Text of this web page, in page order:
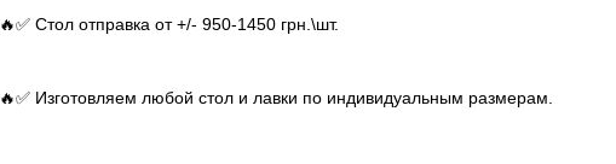
🔥✅ Стол отправка от +/- 950-1450 грн.\шт.
🔥✅ Изготовляем любой стол и лавки по индивидуальным размерам.